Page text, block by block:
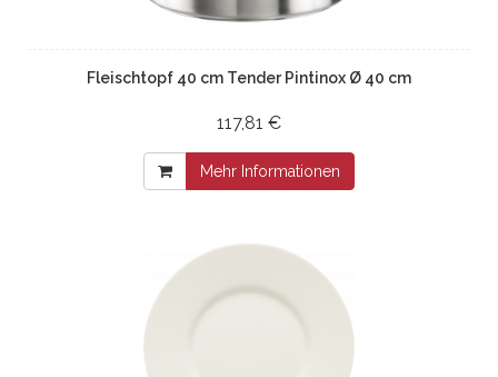
Fleischtopf 40 cm Tender Pintinox Ø 40 cm
117,81 €
Mehr Informationen